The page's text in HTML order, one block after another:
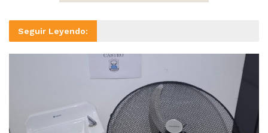
Seguir Leyendo: